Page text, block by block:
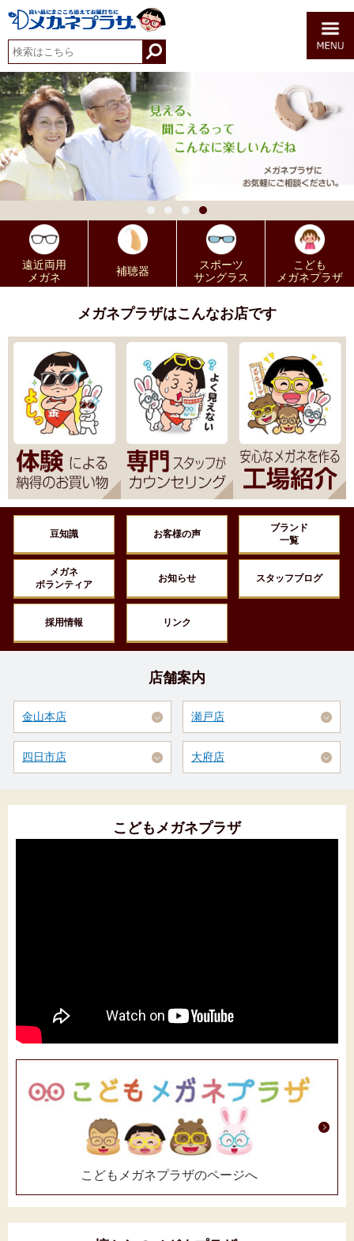
遠近両用
メガネ
補聴器
スポーツ
サングラス
こども
メガネプラザ
メガネプラザはこんなお店です
豆知識 お客様の声
ブランド
一覧
メガネ
ボランティア
お知らせ スタッフブログ
採用情報 リンク
店舗案内
金山本店 瀬戸店
四日市店 大府店
こどもメガネプラザ
こどもメガネプラザのページへ